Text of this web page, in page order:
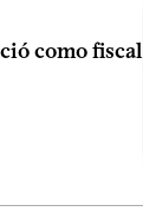
como fiscal